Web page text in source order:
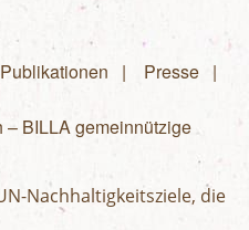
Publikationen
Presse
BILLA gemeinnützige
Nachhaltigkeitsziele, die